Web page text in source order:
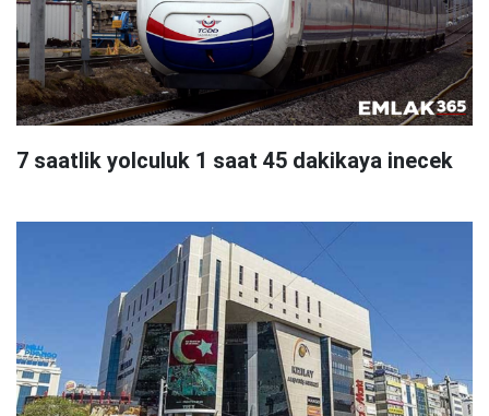
7 saatlik yolculuk 1 saat 45 dakikaya inecek